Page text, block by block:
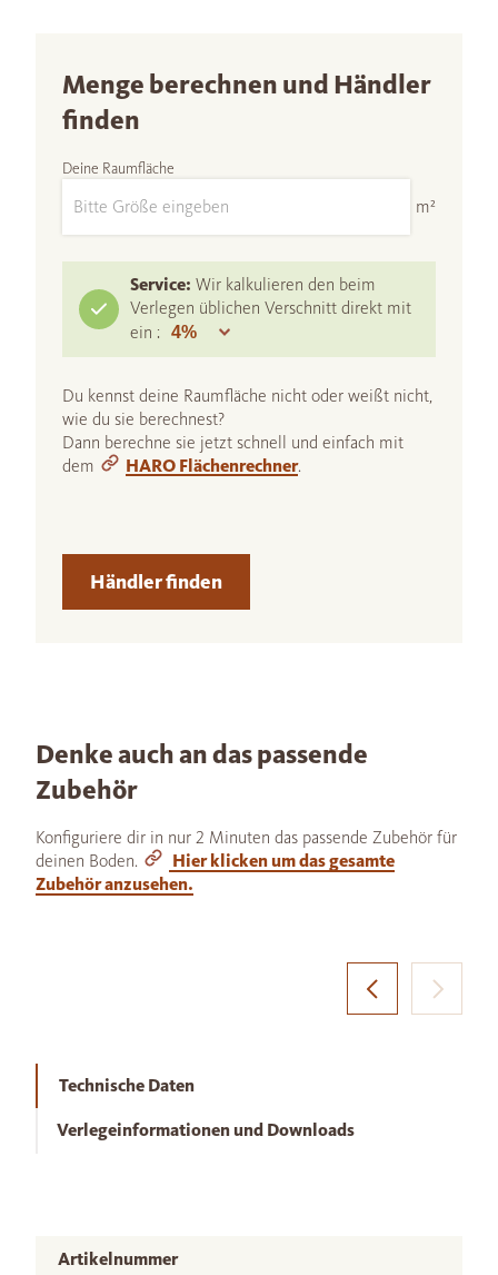
Menge berechnen und Händler
finden
Deine Raumfläche
m²
Service: Wir kalkulieren den beim
Verlegen üblichen Verschnitt direkt mit
ein :
Du kennst deine Raumfläche nicht oder weißt nicht,
wie du sie berechnest?
Dann berechne sie jetzt schnell und einfach mit
dem
HARO Flächenrechner.
Händler finden
Denke auch an das passende
Zubehör
Konfiguriere dir in nur 2 Minuten das passende Zubehör für
deinen Boden.
Hier klicken um das gesamte
Zubehör anzusehen.
Technische Daten
Verlegeinformationen und Downloads
Artikelnummer